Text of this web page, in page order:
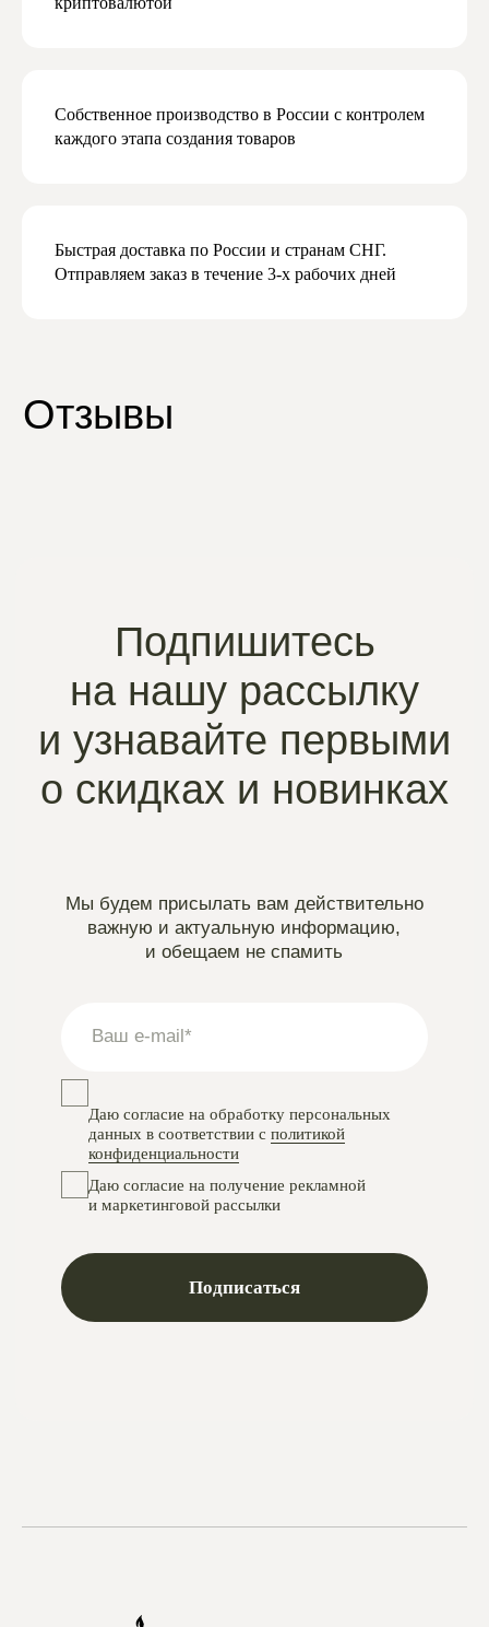
Собственное производство в России с контролем
каждого этапа создания товаров
Быстрая доставка по России и странам СНГ.
Отправляем заказ в течение 3-х рабочих дней
Даю согласие на получение рекламной
Instagram
проект Meta Platforms, деятельность в РФ запрещена